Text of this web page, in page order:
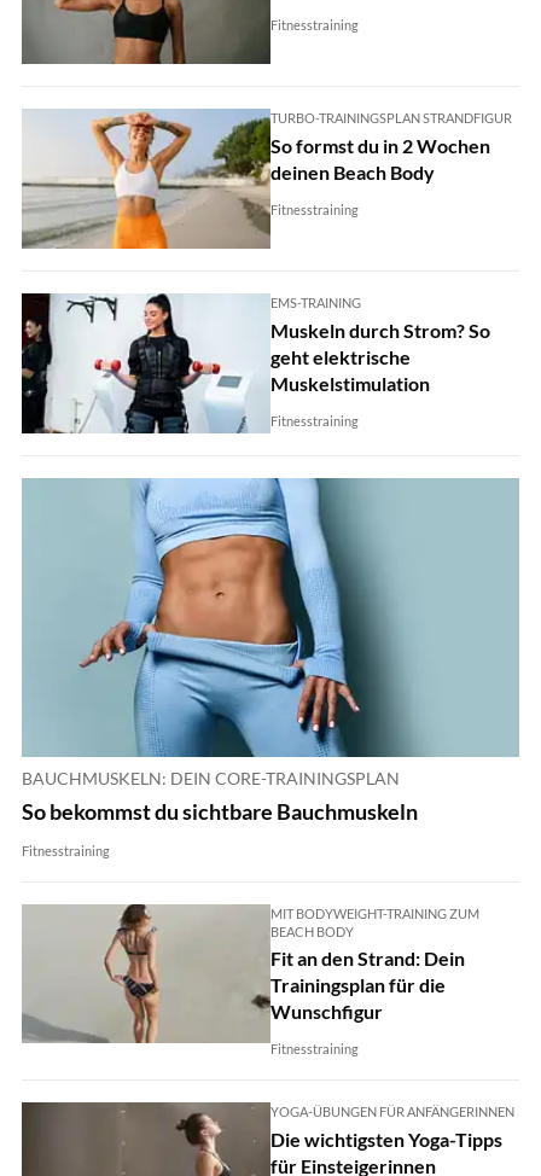
Fitnesstraining
TURBO-TRAININGSPLAN STRANDFIGUR
So formst du in 2 Wochen
deinen Beach Body
Fitnesstraining
EMS-TRAINING
Muskeln durch Strom? So
geht elektrische
Muskelstimulation
Fitnesstraining
BAUCHMUSKELN: DEIN CORE-TRAININGSPLAN
So bekommst du sichtbare Bauchmuskeln
Fitnesstraining
MIT BODYWEIGHT-TRAINING ZUM
BEACH BODY
Fit an den Strand: Dein
Trainingsplan für die
Wunschfigur
Fitnesstraining
YOGA-ÜBUNGEN FÜR ANFÄNGERINNEN
Die wichtigsten Yoga-Tipps
für Einsteigerinnen